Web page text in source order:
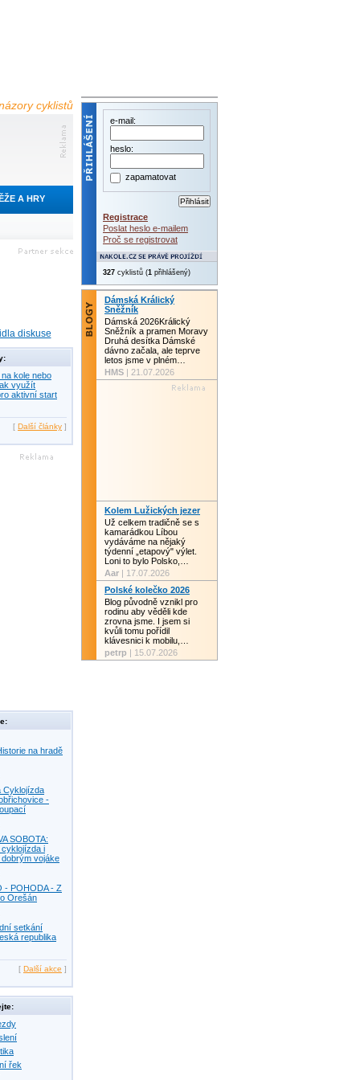
cyklistů
A HRY
diskuse
kole nebo
využít
aktivní start
[ Další články ]
na hradě
Cyklojízda
-
SOBOTA:
i
vojáke
- POHODA - Z
Orešán
setkání
republika
[ Další akce ]
řek
e-mail:
heslo:
zapamatovat
Registrace
Poslat heslo e-mailem
Proč se registrovat
329 cyklistů (1 přihlášený)
Dámská Králický
Sněžník
Dámská 2026Králický
Sněžník a pramen Moravy
Druhá desítka Dámské
dávno začala, ale teprve
letos jsme v plném…
HMS | 21.07.2026
Kolem Lužických jezer
Už celkem tradičně se s
kamarádkou Líbou
vydáváme na nějaký
týdenní „etapový" výlet.
Loni to bylo Polsko,…
Aar | 17.07.2026
Polské kolečko 2026
Blog původně vznikl pro
rodinu aby věděli kde
zrovna jsme. I jsem si
kvůli tomu pořídil
klávesnici k mobilu,…
petrp | 15.07.2026